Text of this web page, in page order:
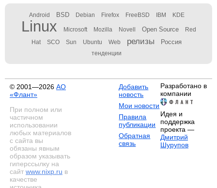
Android BSD Debian Firefox FreeBSD IBM KDE
Linux Microsoft Mozilla Novell Open Source Red
Hat SCO Sun Ubuntu Web релизы Россия
тенденции
© 2001—2026 АО
«Флант»
При полном или
частичном
использовании
любых материалов
с сайта вы
обязаны явным
образом указывать
гиперссылку на
сайт www.nixp.ru в
качестве
Добавить
новость
Мои новости
Правила
публикации
Обратная
связь
Разработано в
компании
Идея и
поддержка
проекта —
Дмитрий
Шурупов